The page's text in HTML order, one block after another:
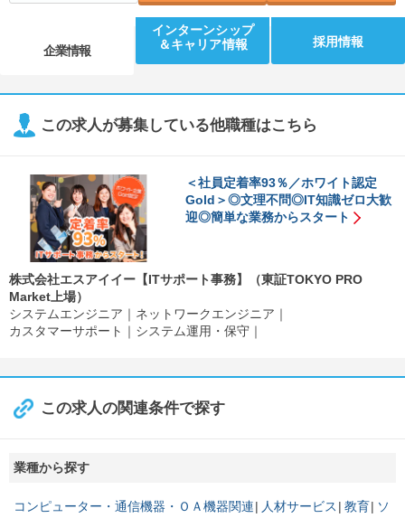
企業情報
インターンシップ
＆キャリア情報
採用情報
この求人が募集している他職種はこちら
＜社員定着率93％／ホワイト認定
Gold＞◎文理不問◎IT知識ゼロ大歓
迎◎簡単な業務からスタート
株式会社エスアイイー【ITサポート事務】（東証TOKYO PRO
Market上場）
システムエンジニア
ネットワークエンジニア
カスタマーサポート
システム運用・保守
この求人の関連条件で探す
業種から探す
コンピューター・通信機器・ＯＡ機器関連 人材サービス 教育
ソ